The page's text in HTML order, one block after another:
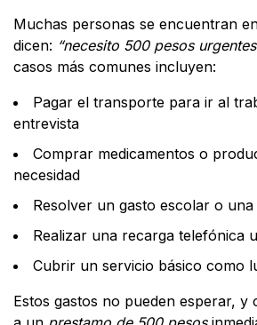
Muchas personas se encuentran
dicen: “necesito 500 pesos
casos más comunes incluyen:
Pagar el transporte para ir al
entrevista
Comprar medicamentos o
necesidad
Resolver un gasto escolar o
Realizar una recarga telefónica
Cubrir un servicio básico como
Estos gastos no pueden esperar, y